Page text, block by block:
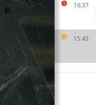
16:37
15:43